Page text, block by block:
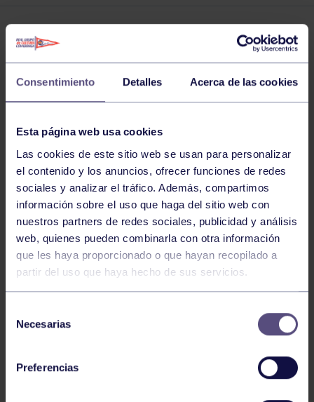
Consentimiento Detalles Acerca de las cookies
Esta página web usa cookies
Las cookies de este sitio web se usan para personalizar
el contenido y los anuncios, ofrecer funciones de redes
sociales y analizar el tráfico. Además, compartimos
información sobre el uso que haga del sitio web con
nuestros partners de redes sociales, publicidad y análisis
web, quienes pueden combinarla con otra información
que les haya proporcionado o que hayan recopilado a
partir del uso que haya hecho de sus servicios.
Necesarias
Preferencias
Comparte
NOTICIAS RELACIONADAS
Balonmano 25 May 2026
ESPAÑA